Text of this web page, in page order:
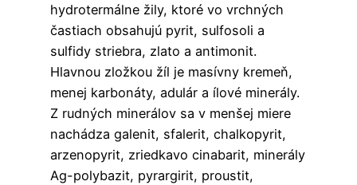
hydrotermálne žily, ktoré vo vrchných
častiach obsahujú pyrit, sulfosoli a
sulfidy striebra, zlato a antimonit.
Hlavnou zložkou žíl je masívny kremeň,
menej karbonáty, adulár a ílové minerály.
Z rudných minerálov sa v menšej miere
nachádza galenit, sfalerit, chalkopyrit,
arzenopyrit, zriedkavo cinabarit, minerály
Ag-polybazit, pyrargirit, proustit,